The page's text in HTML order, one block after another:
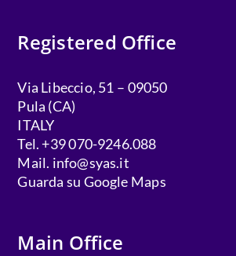
Registered Office
Via Libeccio, 51 – 09050
Pula (CA)
ITALY
Tel. +39 070-9246.088
Mail. info@syas.it
Guarda su Google Maps
Main Office